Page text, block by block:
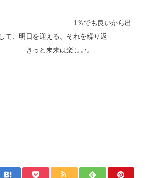
！
良いから出
て、明日を迎える。それを繰り返
未来は楽しい。
！